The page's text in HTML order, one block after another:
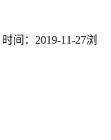
时间：2019-11-27浏